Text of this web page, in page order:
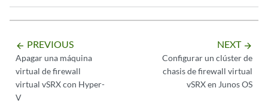
arrow_backward PREVIOUS
Apagar una máquina
virtual de firewall
virtual vSRX con Hyper-
V
NEXT arrow_forward
Configurar un clúster de
chasis de firewall virtual
vSRX en Junos OS